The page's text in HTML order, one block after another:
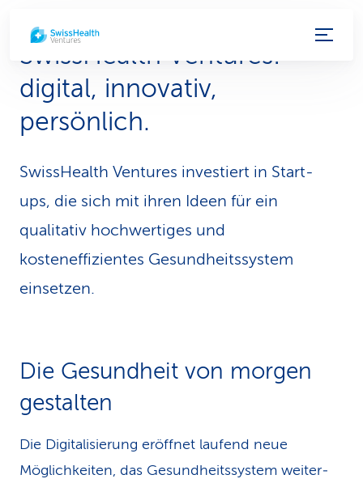
S
SwissHealth Ventures:
digital, innovativ,
persönlich.
SwissHealth Ventures investiert in Start-
ups, die sich mit ihren Ideen für ein
qualitativ hochwertiges und
kosteneffizientes Gesundheitssystem
einsetzen.
Die Gesundheit von morgen
gestalten
Die Digitalisierung eröffnet laufend neue
Möglichkeiten, das Gesundheitssystem weiter­